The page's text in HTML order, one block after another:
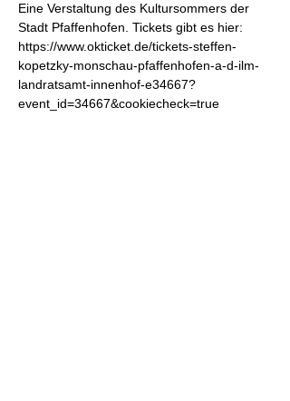
Eine Verstaltung des Kultursommers der
Stadt Pfaffenhofen. Tickets gibt es hier:
https://www.okticket.de/tickets-steffen-
kopetzky-monschau-pfaffenhofen-a-d-ilm-
landratsamt-innenhof-e34667?
event_id=34667&cookiecheck=true